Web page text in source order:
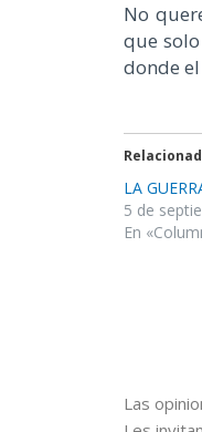
No
que
donde
LA
5 de
En
Las